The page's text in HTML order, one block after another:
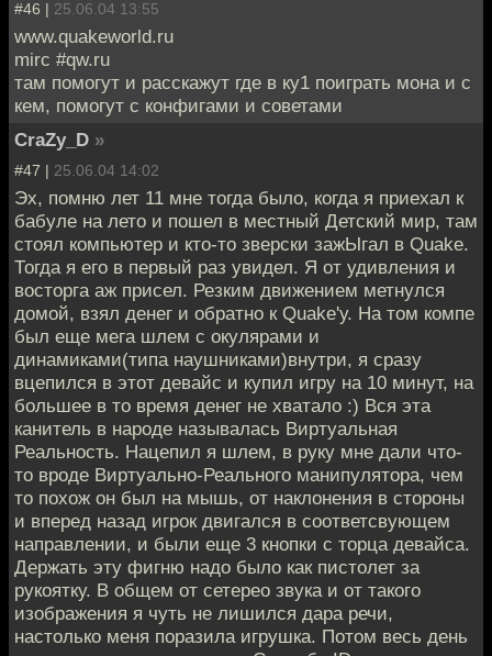
#46 | 25.06.04 13:55
www.quakeworld.ru
mirc #qw.ru
там помогут и расскажут где в ку1 поиграть мона и с
кем, помогут с конфигами и советами
CraZy_D »
#47 | 25.06.04 14:02
Эх, помню лет 11 мне тогда было, когда я приехал к
бабуле на лето и пошел в местный Детский мир, там
стоял компьютер и кто-то зверски зажЫгал в Quake.
Тогда я его в первый раз увидел. Я от удивления и
восторга аж присел. Резким движением метнулся
домой, взял денег и обратно к Quake'у. На том компе
был еще мега шлем с окулярами и
динамиками(типа наушниками)внутри, я сразу
вцепился в этот девайс и купил игру на 10 минут, на
большее в то время денег не хватало :) Вся эта
канитель в народе называлась Виртуальная
Реальность. Нацепил я шлем, в руку мне дали что-
то вроде Виртуально-Реального манипулятора, чем
то похож он был на мышь, от наклонения в стороны
и вперед назад игрок двигался в соответсвующем
направлении, и были еще 3 кнопки с торца девайса.
Держать эту фигню надо было как пистолет за
рукоятку. В общем от сетерео звука и от такого
изображения я чуть не лишился дара речи,
настолько меня поразила игрушка. Потом весь день